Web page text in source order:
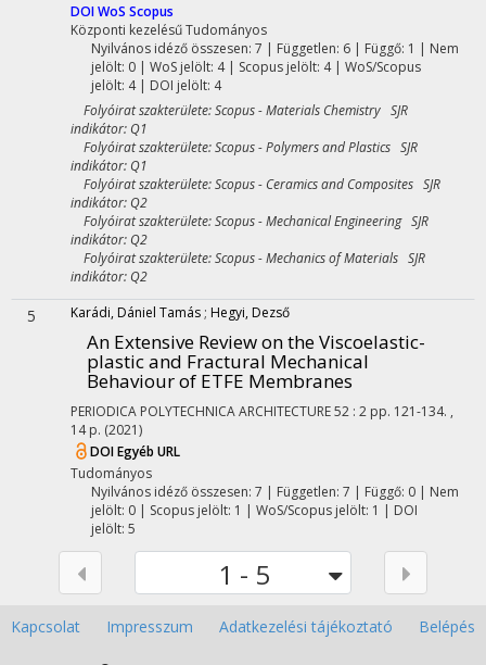
DOIWoS Scopus
Központi kezelésűTudományos
Nyilvános idéző összesen: 7 | Független: 6 | Függő: 1 | Nem
jelölt: 0 | WoS jelölt: 4 | Scopus jelölt: 4 | WoS/Scopus
jelölt: 4 | DOI jelölt: 4
Folyóirat szakterülete: Scopus - Materials Chemistry SJR
indikátor: Q1
Folyóirat szakterülete: Scopus - Polymers and Plastics SJR
indikátor: Q1
Folyóirat szakterülete: Scopus - Ceramics and Composites SJR
indikátor: Q2
Folyóirat szakterülete: Scopus - Mechanical Engineering SJR
indikátor: Q2
Folyóirat szakterülete: Scopus - Mechanics of Materials SJR
indikátor: Q2
5 Karádi, Dániel Tamás ; Hegyi, Dezső
An Extensive Review on the Viscoelastic-
plastic and Fractural Mechanical
Behaviour of ETFE Membranes
PERIODICA POLYTECHNICA ARCHITECTURE52 : 2 pp. 121-134. ,
14 p. (2021)
DOIEgyéb URL
Tudományos
Nyilvános idéző összesen: 7 | Független: 7 | Függő: 0 | Nem
jelölt: 0 | Scopus jelölt: 1 | WoS/Scopus jelölt: 1 | DOI
jelölt: 5
1 - 5
Kapcsolat Impresszum Adatkezelési tájékoztató Belépés